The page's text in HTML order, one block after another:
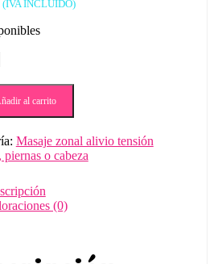
(IVA INCLUIDO)
al carrito
Masaje zonal alivio tensión
piernas o cabeza
(0)